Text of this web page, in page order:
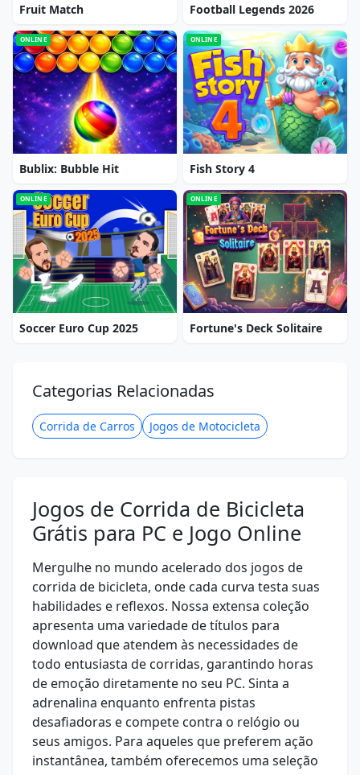
Fruit Match Football Legends 2026
ONLINE
Bublix: Bubble Hit
ONLINE
Fish Story 4
ONLINE
Soccer Euro Cup 2025
ONLINE
Fortune's Deck Solitaire
Categorias Relacionadas
Corrida de Carros Jogos de Motocicleta
Jogos de Corrida de Bicicleta
Grátis para PC e Jogo Online
Mergulhe no mundo acelerado dos jogos de
corrida de bicicleta, onde cada curva testa suas
habilidades e reflexos. Nossa extensa coleção
apresenta uma variedade de títulos para
download que atendem às necessidades de
todo entusiasta de corridas, garantindo horas
de emoção diretamente no seu PC. Sinta a
adrenalina enquanto enfrenta pistas
desafiadoras e compete contra o relógio ou
seus amigos. Para aqueles que preferem ação
instantânea, também oferecemos uma seleção